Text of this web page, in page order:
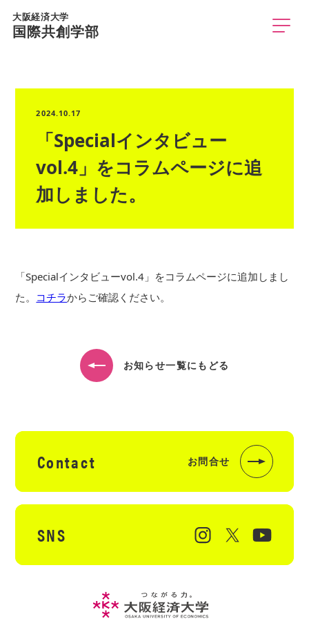
大阪経済大学
国際共創学部
2024.10.17
「Specialインタビュー
vol.4」をコラムページに追
加しました。
「Specialインタビューvol.4」をコラムページに追加しまし
た。 コチラからご確認ください。
お知らせ一覧にもどる
Contact お問合せ
SNS